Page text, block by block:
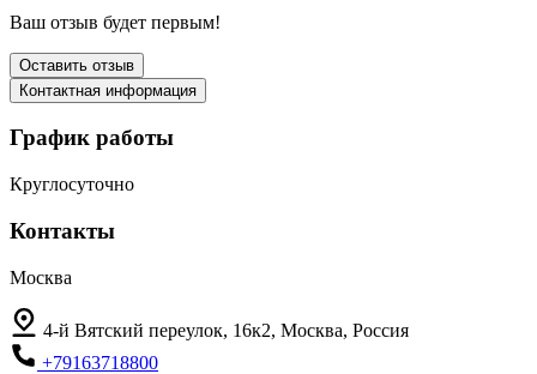
Ваш отзыв будет первым!
Оставить отзыв
Контактная информация
График работы
Круглосуточно
Контакты
Москва
4-й Вятский переулок, 16к2, Москва, Россия
+79163718800